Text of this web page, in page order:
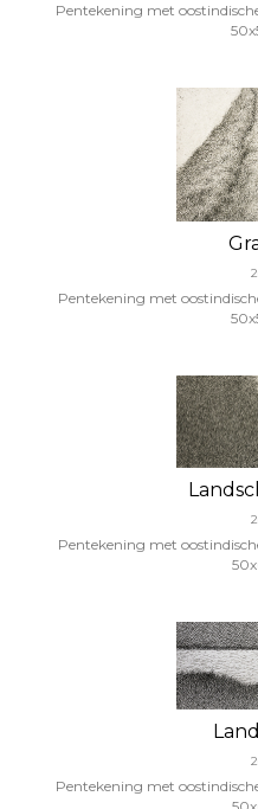
Pentekening met
Pentekening met
Pentekening met
Pentekening met